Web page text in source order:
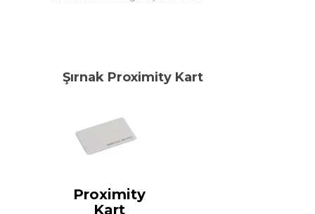
Şırnak Proximity Kart
Proximity
Kart